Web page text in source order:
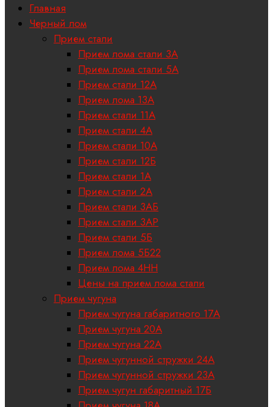
Главная
Черный лом
Прием стали
Прием лома стали 3А
Прием лома стали 5А
Прием стали 12А
Прием лома 13А
Прием стали 11А
Прием стали 4А
Прием стали 10А
Прием стали 12Б
Прием стали 1А
Прием стали 2А
Прием стали 3АБ
Прием стали 3АР
Прием стали 5Б
Прием лома 5Б22
Прием лома 4НН
Цены на прием лома стали
Прием чугуна
Прием чугуна габаритного 17A
Прием чугуна 20А
Прием чугуна 22А
Прием чугунной стружки 24А
Прием чугунной стружки 23А
Прием чугун габаритный 17Б